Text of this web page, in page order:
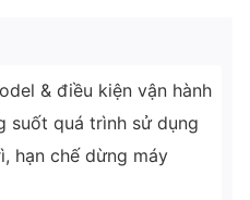
& điều kiện vận hành
suốt quá trình sử dụng
hạn chế dừng máy